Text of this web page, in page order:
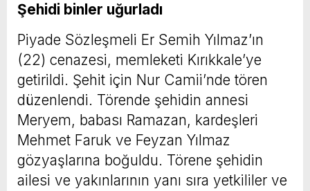
Şehidi binler uğurladı
Piyade Sözleşmeli Er Semih Yılmaz’ın
(22) cenazesi, memleketi Kırıkkale’ye
getirildi. Şehit için Nur Camii’nde tören
düzenlendi. Törende şehidin annesi
Meryem, babası Ramazan, kardeşleri
Mehmet Faruk ve Feyzan Yılmaz
gözyaşlarına boğuldu. Törene şehidin
ailesi ve yakınlarının yanı sıra yetkililer ve